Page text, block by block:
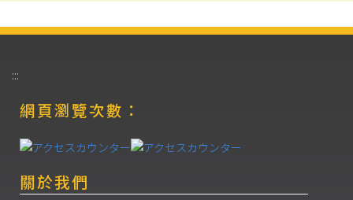
:::
網頁瀏覽次數：
關於我們